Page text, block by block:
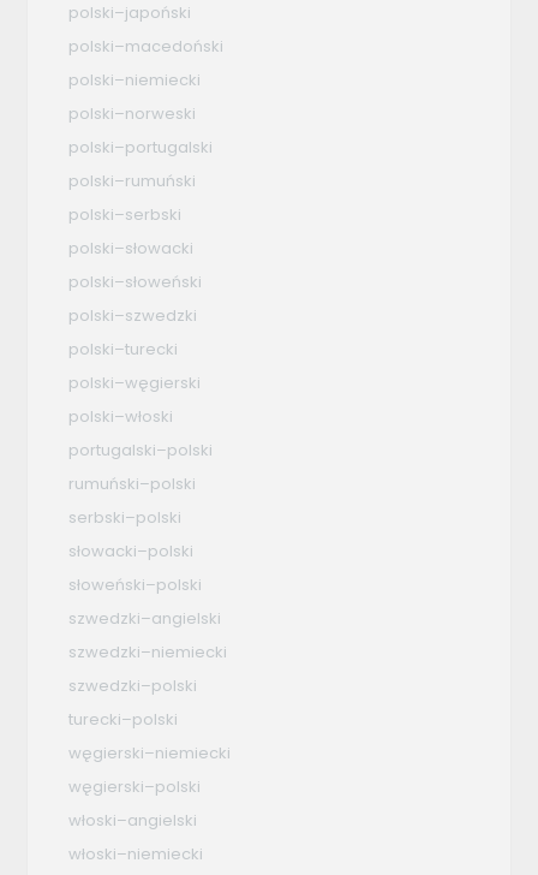
polski–japoński
polski–macedoński
polski–niemiecki
polski–norweski
polski–portugalski
polski–rumuński
polski–serbski
polski–słowacki
polski–słoweński
polski–szwedzki
polski–turecki
polski–węgierski
polski–włoski
portugalski–polski
rumuński–polski
serbski–polski
słowacki–polski
słoweński–polski
szwedzki–angielski
szwedzki–niemiecki
szwedzki–polski
turecki–polski
węgierski–niemiecki
węgierski–polski
włoski–angielski
włoski–niemiecki